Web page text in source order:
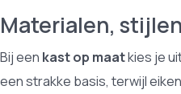
Materialen,
Bij een kast op maatkies je
een strakke basis, terwijl